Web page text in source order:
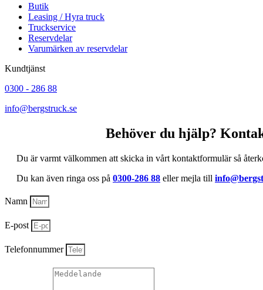
Butik
Leasing / Hyra truck
Truckservice
Reservdelar
Varumärken av reservdelar
Kundtjänst
0300 - 286 88
info@bergstruck.se
Behöver du hjälp?
Du är varmt välkommen att skicka in vårt kontaktformulär så
Du kan även ringa oss på 0300-286 88 eller mejla till
Namn
E-post
Telefonnummer